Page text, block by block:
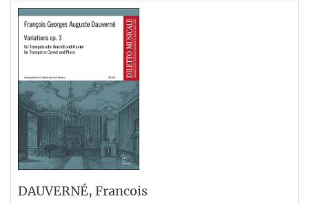
DAUVERNÉ, Francois